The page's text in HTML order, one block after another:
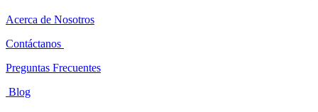
Acerca de Nosotros
Contáctanos
Preguntas Frecuentes
Blog